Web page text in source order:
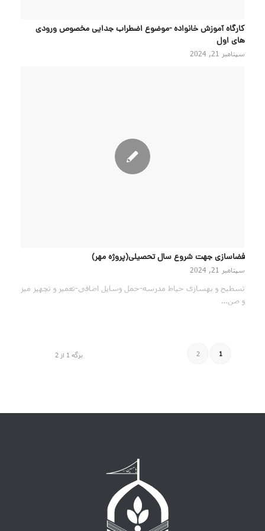
کارگاه آموزش خانواده -موضوع اضطراب جدایی مخصوص ورودی
های اول
سپتامبر 21, 2024
فضاسازی جهت شروع سال تحصیلی(پروژه مهر)
سپتامبر 21, 2024
تسطیح و بهسازی حیاط مدرسه-حمل وسایل اضافی-تعمیر و تچهیز میز
و صن…
برگه 1 از 2 1
2